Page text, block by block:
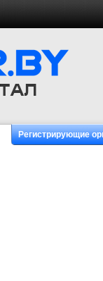
Регистрирующие